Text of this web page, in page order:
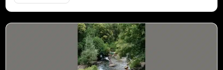
créé des ponts […]